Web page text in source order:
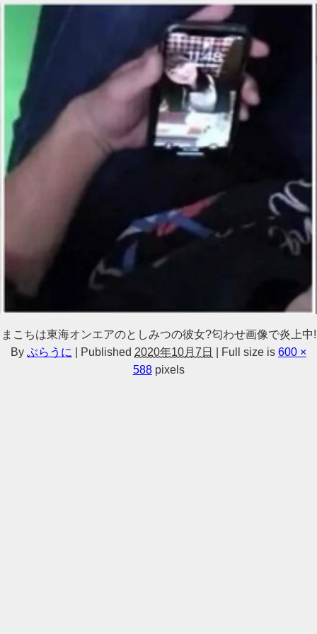
まこちは東海オンエアのとしみつの彼女?匂わせ画像で炎上中!
By
ぶらうに Published 2020年10月7日 Full size is 600 ×
588pixels